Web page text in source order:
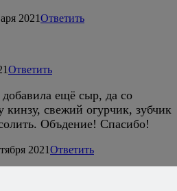
2021Ответить
Ответить
ещё сыр, да со
кинзу, свежий огурчик, зубчик
Объдение! Спасибо!
2021Ответить